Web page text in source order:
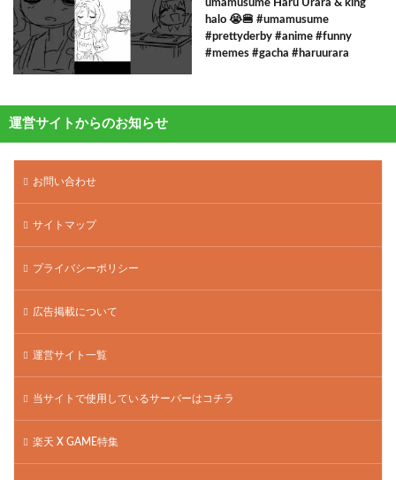
umamusume Haru Urara & king
halo 😭🍔 #umamusume
#prettyderby #anime #funny
#memes #gacha #haruurara
運営サイトからのお知らせ
お問い合わせ
サイトマップ
プライバシーポリシー
広告掲載について
運営サイト一覧
当サイトで使用しているサーバーはコチラ
楽天 X GAME特集